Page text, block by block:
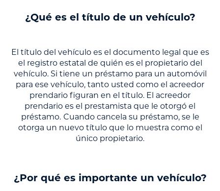
¿Qué es el título de un vehículo?
El título del vehículo es el documento legal que es
el registro estatal de quién es el propietario del
vehículo. Si tiene un préstamo para un automóvil
para ese vehículo, tanto usted como el acreedor
prendario figuran en el título. El acreedor
prendario es el prestamista que le otorgó el
préstamo. Cuando cancela su préstamo, se le
otorga un nuevo título que lo muestra como el
único propietario.
¿Por qué es importante un vehículo?